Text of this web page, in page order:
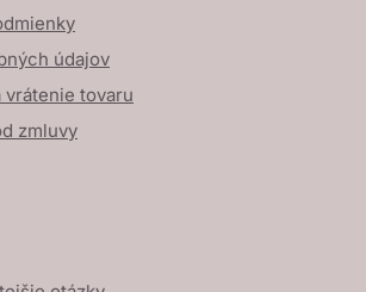
údajov
vrátenie tovaru
zmluvy